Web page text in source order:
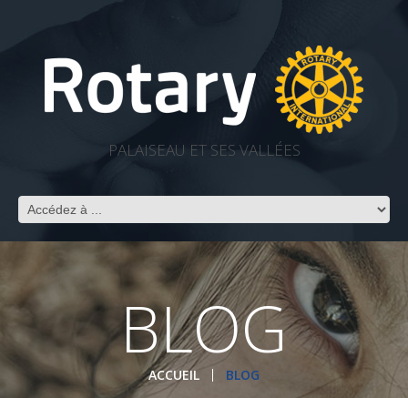
PALAISEAU ET SES VALLÉES
BLOG
ACCUEIL BLOG